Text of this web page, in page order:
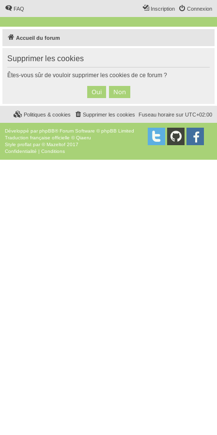
FAQ Connexion
Inscription
Accueil du forum
Supprimer les cookies
Êtes-vous sûr de vouloir supprimer les cookies de ce forum ?
Fuseau horaire sur UTC+02:00
Supprimer les cookies
Politiques & cookies
Développé par phpBB® Forum Software © phpBB Limited
Traduction française officielle ©Qiaeru
Style proflat par © Mazeltof 2017
Confidentialité | Conditions